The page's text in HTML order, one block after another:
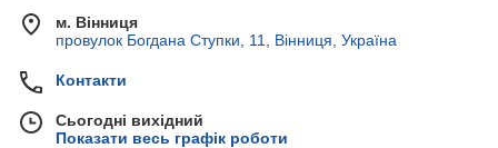
м. Вінниця
провулок Богдана Ступки, 11, Вінниця, Україна
Контакти
Сьогодні вихідний
Показати весь графік роботи